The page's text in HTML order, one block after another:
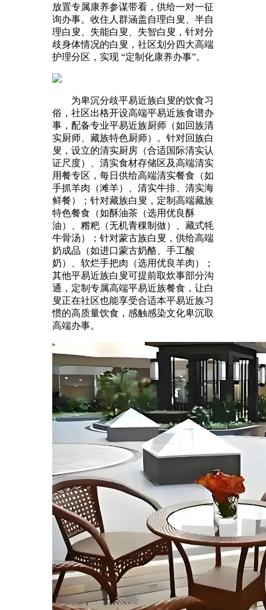
放置专属康养参谋带看，供给一对一征
询办事。收住人群涵盖自理白叟、半自
理白叟、失能白叟、失智白叟，针对分
歧身体情况的白叟，社区划分四大高端
护理分区，实现 “定制化康养办事”。
为卑沉分歧平易近族白叟的饮食习
俗，社区出格开设高端平易近族食谱办
事，配备专业平易近族厨师（如回族清
实厨师、藏族特色厨师）。针对回族白
叟，设立的清实厨房（合适国际清实认
证尺度）、清实食材存储区及高端清实
用餐专区，每日供给高端清实餐食（如
手抓羊肉（滩羊）、清实牛排、清实海
鲜餐）；针对藏族白叟，定制高端藏族
特色餐食（如酥油茶（选用优良酥
油）、糌粑（无机青稞制做）、藏式牦
牛骨汤）；针对蒙古族白叟，供给高端
奶成品（如进口蒙古奶酪、手工酸
奶）、软烂手把肉（选用优良羊肉）；
其他平易近族白叟可提前取炊事部分沟
通，定制专属高端平易近族餐食，让白
叟正在社区也能享受合适本平易近族习
惯的高质量饮食，感触感染文化卑沉取
高端办事。